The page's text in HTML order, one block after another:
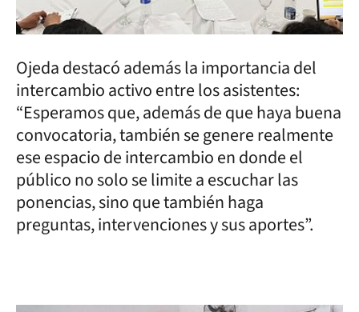
Ojeda destacó además la importancia del
intercambio activo entre los asistentes:
“Esperamos que, además de que haya buena
convocatoria, también se genere realmente
ese espacio de intercambio en donde el
público no solo se limite a escuchar las
ponencias, sino que también haga
preguntas, intervenciones y sus aportes”.